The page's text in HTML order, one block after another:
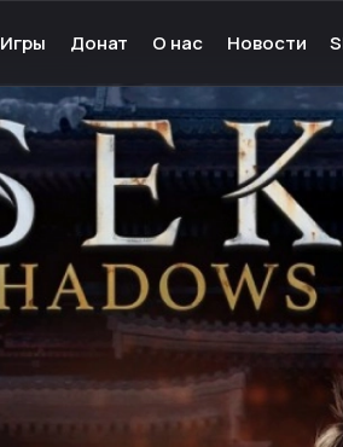
Игры
Серверные игры
Сетевые игры
Одиночные игры
Программы для игр
Игры на Android
Инструкции к играм
Донат О нас
О нас
Культура
Партнёры
Карьера
Ресурсы
Сообщество
Новости